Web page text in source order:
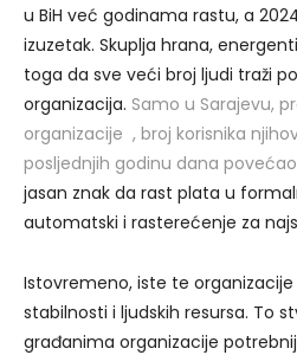
u BiH već godinama rastu, a
izuzetak. Skuplja hrana,
toga da sve veći broj ljudi traži
organizacija. Samo u Sarajevu,
organizacije , broj korisnika
posljednjih godinu dana
jasan znak da rast plata u
automatski i rasterećenje za
Istovremeno, iste te
stabilnosti i ljudskih resursa. To
građanima organizacije